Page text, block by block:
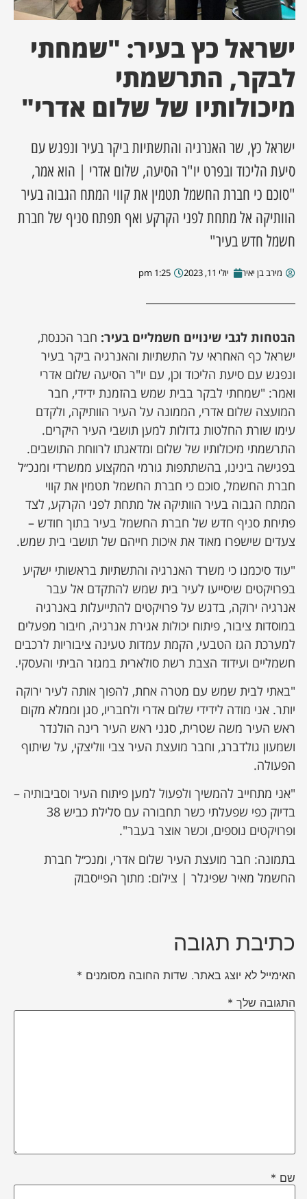
השבוע
מקומית
עסקים
ישראל כץ בעיר: "שמחתי
לבקר, התרשמתי
מיכולותיו של שלום אדרי"
ישראל כץ, שר האנרגיה והתשתיות ביקר בעיר ונפגש עם
סיעת הליכוד ובפרט יו"ר הסיעה, שלום אדרי | הוא אמר,
"סוכם כי חברת החשמל תטמין את קווי המתח הגבוה בעיר
הוותיקה אל מתחת לפני הקרקע ואף תפתח סניף של חברת
חשמל חדש בעיר"
מירב בן יאיר יולי 11, 2023 1:25 pm
הבטחות לגבי שינויים חשמליים בעיר: חבר הכנסת,
ישראל כף האחראי על התשתיות והאנרגיה ביקר בעיר
ונפגש עם סיעת הליכוד וכן, עם יו"ר הסיעה שלום אדרי
ואמר: "שמחתי לבקר בבית שמש בהזמנת ידידי, חבר
המועצה שלום אדרי, הממונה על העיר הוותיקה, ולקדם
עימו שורת החלטות גדולות למען תושבי העיר היקרים.
התרשמתי מיכולותיו של שלום ומדאגתו לרווחת התושבים.
בפגישה בינינו, בהשתתפות גורמי המקצוע ממשרדי ומנכ״ל
חברת החשמל, סוכם כי חברת החשמל תטמין את קווי
המתח הגבוה בעיר הוותיקה אל מתחת לפני הקרקע, לצד
פתיחת סניף חדש של חברת החשמל בעיר בתוך חודש –
צעדים שישפרו מאוד את איכות חייהם של תושבי בית שמש.
"עוד סיכמנו כי משרד האנרגיה והתשתיות בראשותי ישקיע
בפרויקטים שיסייעו לעיר בית שמש להתקדם אל עבר
אנרגיה ירוקה, בדגש על פרויקטים להתייעלות באנרגיה
במוסדות ציבור, פיתוח יכולות אגירת אנרגיה, חיבור מפעלים
למערכת הגז הטבעי, הקמת עמדות טעינה ציבוריות לרכבים
חשמליים ועידוד הצבת רשת סולארית במגזר הביתי והעסקי.
"באתי לבית שמש עם מטרה אחת, להפוך אותה לעיר ירוקה
יותר. אני מודה לידידי שלום אדרי ולחבריו, סגן וממלא מקום
ראש העיר משה שטרית, סגני ראש העיר רינה הולנדר
ושמעון גולדברג, וחבר מועצת העיר צבי ווליצקי, על שיתוף
הפעולה.
"אני מתחייב להמשיך ולפעול למען פיתוח העיר וסביבותיה –
בדיוק כפי שפעלתי כשר תחבורה עם סלילת כביש 38
ופרויקטים נוספים, וכשר אוצר בעבר".
בתמונה: חבר מועצת העיר שלום אדרי, ומנכ״ל חברת
החשמל מאיר שפיגלר | צילום: מתוך הפייסבוק
כתיבת תגובה
האימייל לא יוצג באתר. שדות החובה מסומנים *
התגובה שלך *
שם *